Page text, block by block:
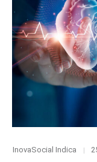
Category
InovaSocial Indica